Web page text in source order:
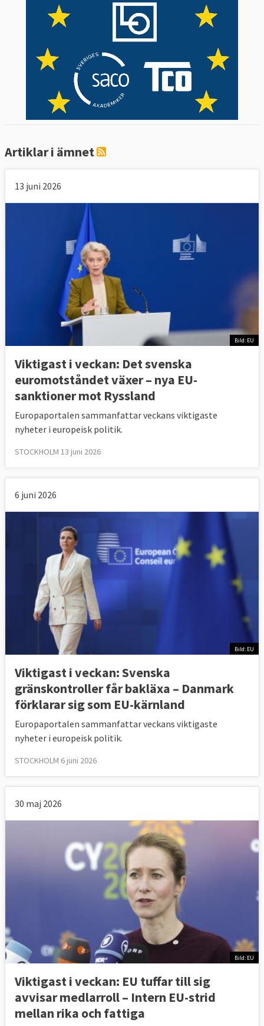
Artiklar i ämnet
13 juni 2026
Bild: EU
Viktigast i veckan: Det svenska
euromotståndet växer – nya EU-
sanktioner mot Ryssland
Europaportalen sammanfattar veckans viktigaste
nyheter i europeisk politik.
STOCKHOLM 13 juni 2026
6 juni 2026
Bild: EU
Viktigast i veckan: Svenska
gränskontroller får bakläxa – Danmark
förklarar sig som EU-kärnland
Europaportalen sammanfattar veckans viktigaste
nyheter i europeisk politik.
STOCKHOLM 6 juni 2026
30 maj 2026
Bild: EU
Viktigast i veckan: EU tuffar till sig
avvisar medlarroll – Intern EU-strid
mellan rika och fattiga